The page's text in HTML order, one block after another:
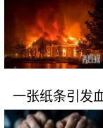
一张纸条引发